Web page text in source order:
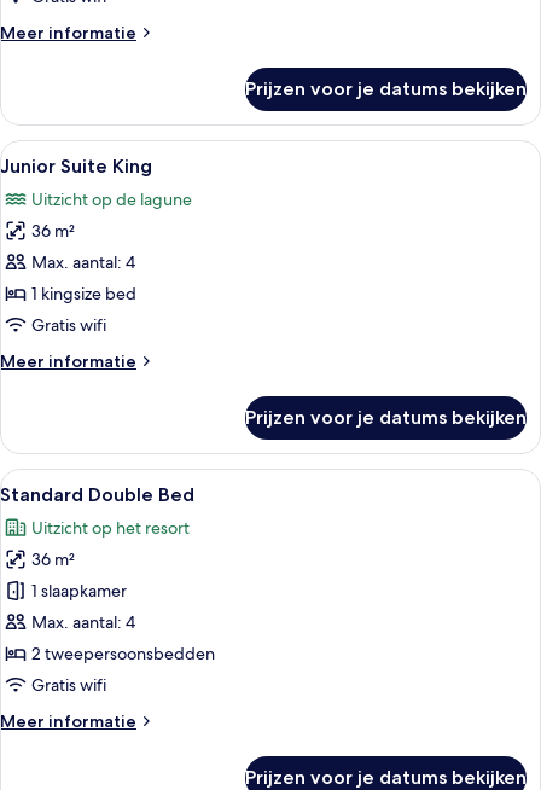
Meer informatie
Meer
Suite
Double
Prijzen voor je datums bekijken
Alle
foto's
voor
Junior
Suite
King
laden
Hotelkamer met een groot bed, een
3
Junior Suite King
Uitzicht op de lagune
36 m²
Max. aantal: 4
1 kingsize bed
Gratis wifi
Meer informatie
Meer
Suite
King
Prijzen voor je datums bekijken
Alle
foto's
voor
Standard
Double
Bed
laden
Hotelkamer met twee bedden, een
3
Standard Double Bed
Uitzicht op het resort
36 m²
1 slaapkamer
Max. aantal: 4
2 tweepersoonsbedden
Gratis wifi
Meer informatie
Meer
Prijzen voor je datums bekijken